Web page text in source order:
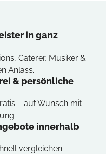
in ganz
Caterer, Musiker &
Anlass.
& persönliche
– auf Wunsch mit
innerhalb
vergleichen –